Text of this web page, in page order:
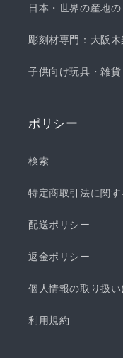
日本・世界の産地
彫刻材専門：大阪
子供向け玩具・雑
ポリシー
検索
特定商取引法に関
配送ポリシー
返金ポリシー
個人情報の取り扱い
利用規約